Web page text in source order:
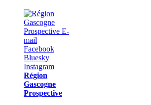
Région
Gascogne
Prospective